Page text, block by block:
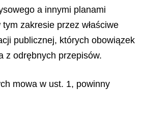
a innymi planami
zakresie przez właściwe
publicznej, których obowiązek
z odrębnych przepisów.
mowa w ust. 1, powinny